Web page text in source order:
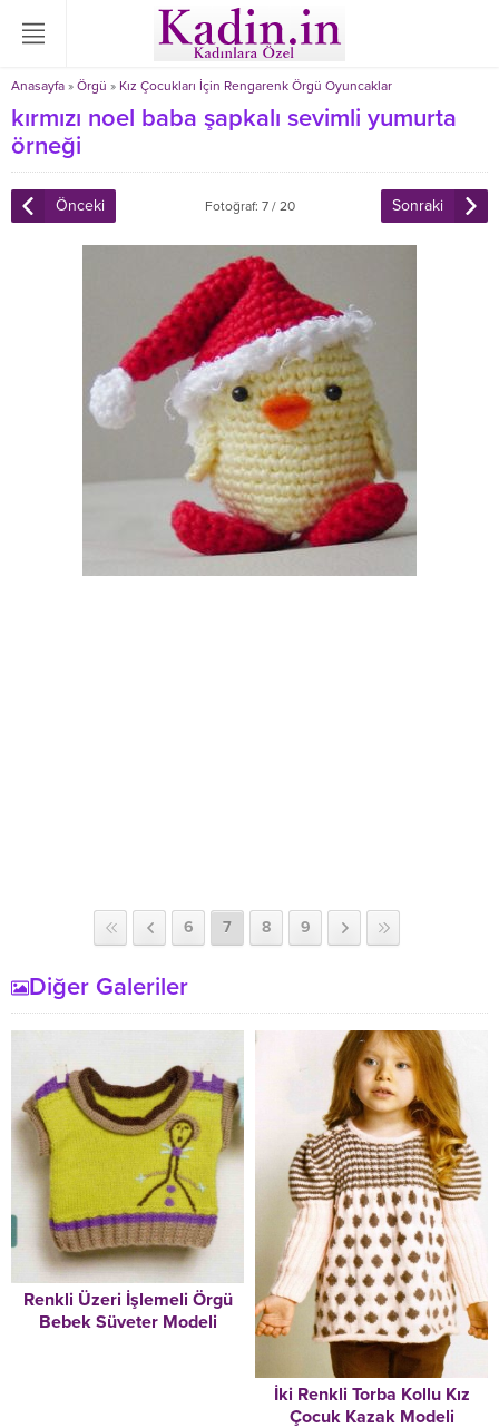
Anasayfa » Örgü » Kız Çocukları İçin Rengarenk Örgü Oyuncaklar
kırmızı noel baba şapkalı sevimli yumurta
örneği
Önceki Fotoğraf: 7 / 20 Sonraki
6 7 8 9
Diğer Galeriler
Renkli Üzeri İşlemeli Örgü
Bebek Süveter Modeli
İki Renkli Torba Kollu Kız
Çocuk Kazak Modeli